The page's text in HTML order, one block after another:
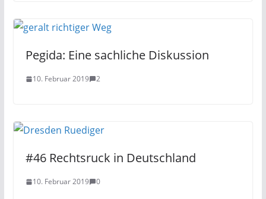
Pegida: Eine sachliche Diskussion
10. Februar 2019 2
#46 Rechtsruck in Deutschland
10. Februar 2019 0